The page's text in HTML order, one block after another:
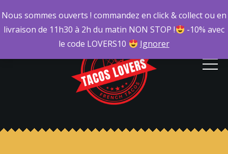
Nous sommes ouverts ! commandez en click & collect ou en
livraison de 11h30 à 2h du matin NON STOP !
-10% avec
le code LOVERS10
Ignorer